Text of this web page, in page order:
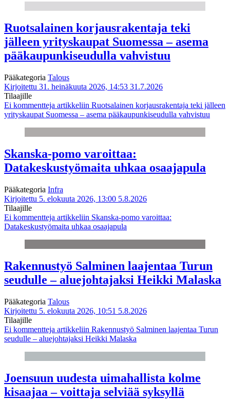
Ruotsalainen korjausrakentaja teki
jälleen yrityskaupat Suomessa – asema
pääkaupunkiseudulla vahvistuu
Pääkategoria Talous
Kirjoitettu 31. heinäkuuta 2026, 14:53 31.7.2026
Tilaajille
Ei kommentteja artikkeliin Ruotsalainen korjausrakentaja teki jälleen
yrityskaupat Suomessa – asema pääkaupunkiseudulla vahvistuu
Skanska-pomo varoittaa:
Datakeskustyömaita uhkaa osaajapula
Pääkategoria Infra
Kirjoitettu 5. elokuuta 2026, 13:00 5.8.2026
Tilaajille
Ei kommentteja artikkeliin Skanska-pomo varoittaa:
Datakeskustyömaita uhkaa osaajapula
Rakennustyö Salminen laajentaa Turun
seudulle – aluejohtajaksi Heikki Malaska
Pääkategoria Talous
Kirjoitettu 5. elokuuta 2026, 10:51 5.8.2026
Tilaajille
Ei kommentteja artikkeliin Rakennustyö Salminen laajentaa Turun
seudulle – aluejohtajaksi Heikki Malaska
Joensuun uudesta uimahallista kolme
kisaajaa – voittaja selviää syksyllä